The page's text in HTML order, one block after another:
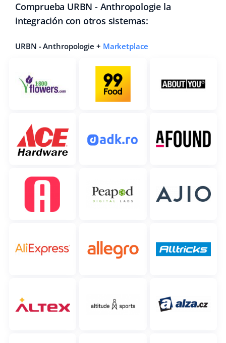
Comprueba URBN - Anthropologie la
integración con otros sistemas:
URBN - Anthropologie + Marketplace